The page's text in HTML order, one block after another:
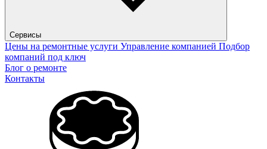
Сервисы
Цены на ремонтные услуги Управление компанией Подбор
компаний под ключ
Блог о ремонте
Контакты